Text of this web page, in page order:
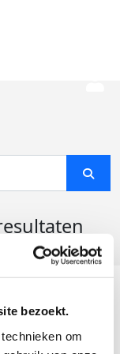
bezoekt.
om